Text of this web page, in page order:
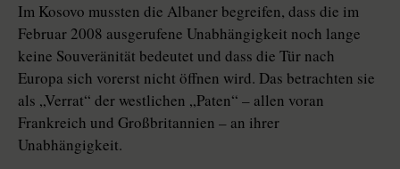
Im Kosovo mussten die Albaner begreifen, dass die im
Februar 2008 ausgerufene Unabhängigkeit noch lange
keine Souveränität bedeutet und dass die Tür nach
Europa sich vorerst nicht öffnen wird. Das betrachten sie
als „Verrat“ der westlichen „Paten“ – allen voran
Frankreich und Großbritannien – an ihrer
Unabhängigkeit.